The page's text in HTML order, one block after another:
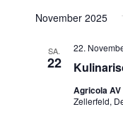
November 2025
SA.
22
22.
Agricola
Zellerfeld,